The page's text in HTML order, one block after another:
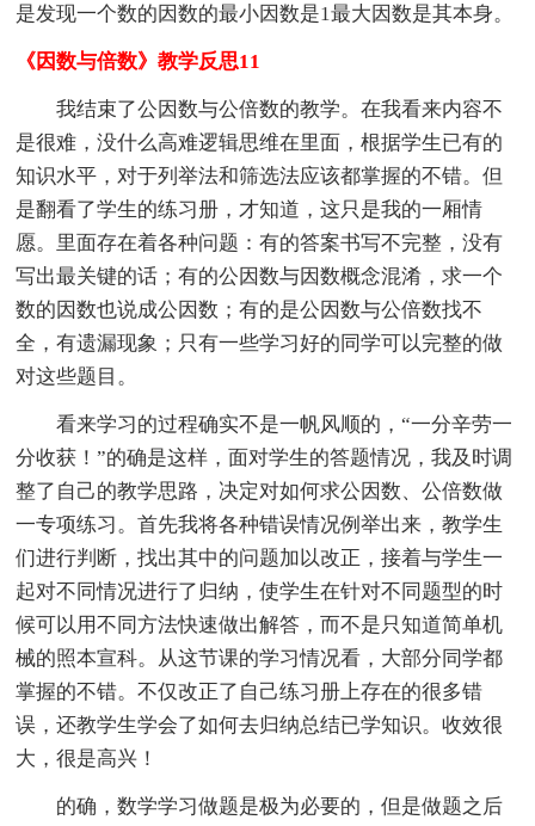
是发现一个数的因数的最小因数是1最大因数是其本身。
《因数与倍数》教学反思11
我结束了公因数与公倍数的教学。在我看来内容不
是很难，没什么高难逻辑思维在里面，根据学生已有的
知识水平，对于列举法和筛选法应该都掌握的不错。但
是翻看了学生的练习册，才知道，这只是我的一厢情
愿。里面存在着各种问题：有的答案书写不完整，没有
写出最关键的话；有的公因数与因数概念混淆，求一个
数的因数也说成公因数；有的是公因数与公倍数找不
全，有遗漏现象；只有一些学习好的同学可以完整的做
对这些题目。
看来学习的过程确实不是一帆风顺的，“一分辛劳一
分收获！”的确是这样，面对学生的答题情况，我及时调
整了自己的教学思路，决定对如何求公因数、公倍数做
一专项练习。首先我将各种错误情况例举出来，教学生
们进行判断，找出其中的问题加以改正，接着与学生一
起对不同情况进行了归纳，使学生在针对不同题型的时
候可以用不同方法快速做出解答，而不是只知道简单机
械的照本宣科。从这节课的学习情况看，大部分同学都
掌握的不错。不仅改正了自己练习册上存在的很多错
误，还教学生学会了如何去归纳总结已学知识。收效很
大，很是高兴！
的确，数学学习做题是极为必要的，但是做题之后